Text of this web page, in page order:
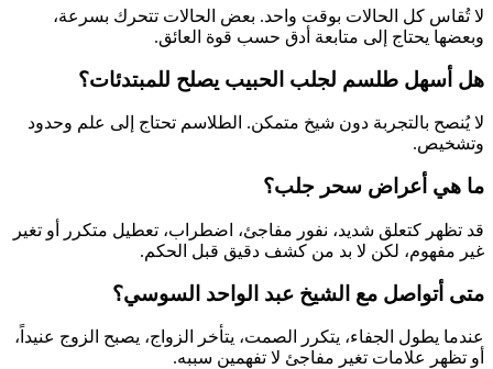
لا تُقاس كل الحالات بوقت واحد. بعض الحالات تتحرك بسرعة،
وبعضها يحتاج إلى متابعة أدق حسب قوة العائق.
هل أسهل طلسم لجلب الحبيب يصلح للمبتدئات؟
لا يُنصح بالتجربة دون شيخ متمكن. الطلاسم تحتاج إلى علم وحدود
وتشخيص.
ما هي أعراض سحر جلب؟
قد تظهر كتعلق شديد، نفور مفاجئ، اضطراب، تعطيل متكرر أو تغير
غير مفهوم، لكن لا بد من كشف دقيق قبل الحكم.
متى أتواصل مع الشيخ عبد الواحد السوسي؟
عندما يطول الجفاء، يتكرر الصمت، يتأخر الزواج، يصبح الزوج عنيداً،
أو تظهر علامات تغير مفاجئ لا تفهمين سببه.